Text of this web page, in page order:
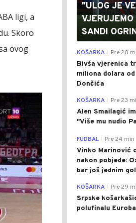
ligi, a
Skoro
ovog
"ULOG JE
SANDI
KOŠARKA Pre 20
Bivša vjerenica
miliona dolara
Dončića
KOŠARKA Pre 23
Alen Smailagić
"Više mu nudio
FUDBAL Pre 24 min
Vinko Marinović
nakon pobjede:
bar još jednim
KOŠARKA Pre 29
Srpske
polufinalu